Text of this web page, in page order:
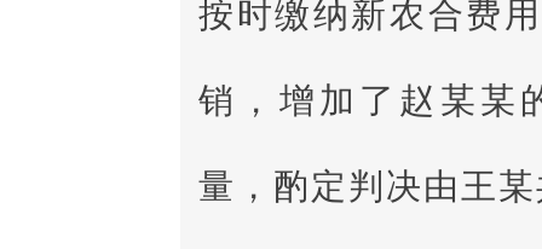
按时缴纳新农合费
销，增加了赵某某
量，酌定判决由王